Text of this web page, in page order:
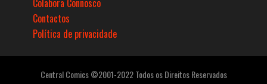
Colabora Connosco
Contactos
Política de privacidade
Central Comics ©2001-2022 Todos os Direitos Reservados